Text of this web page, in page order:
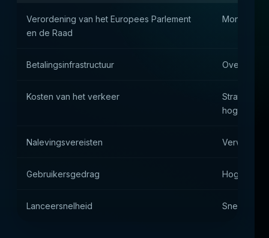
Verordening van het Europees Parlement
en de Raad
Monopolie
Betalingsinfrastructuur
Kosten van het verkeer
Strategie
hoge
Nalevingsvereisten Verwachte
Gebruikersgedrag Hoge
Lanceersnelheid Snelle